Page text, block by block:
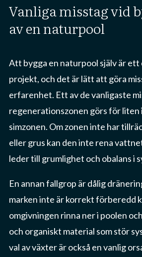
vanliga misstag vid byggandet
av en naturpool
Att bygga en naturpool själv är
projekt, och det är lätt att göra
erfarenhet. Ett av de vanligaste
regenerationszonen görs för liten
simzonen. Om zonen inte har
eller grus kan den inte rena
leder till grumlighet och obalans i
En annan fallgrop är dålig
marken inte är korrekt förberedd
omgivningen rinna ner i poolen
och organiskt material som stör
val av växter är också en vanlig